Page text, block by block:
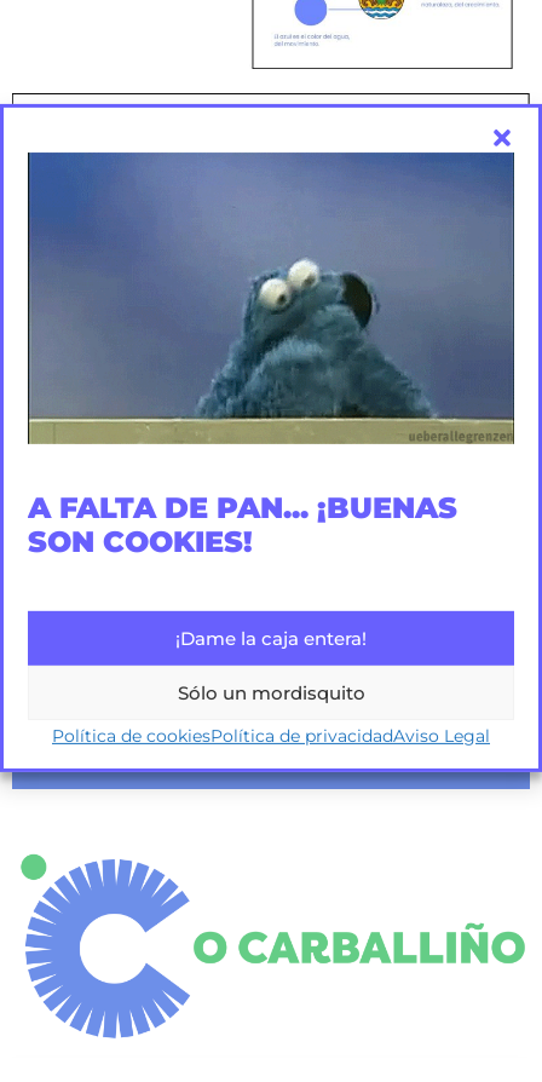
A FALTA DE PAN... ¡BUENAS
SON COOKIES!
¡Dame la caja entera!
Sólo un mordisquito
Política de cookiesPolítica de privacidadAviso Legal